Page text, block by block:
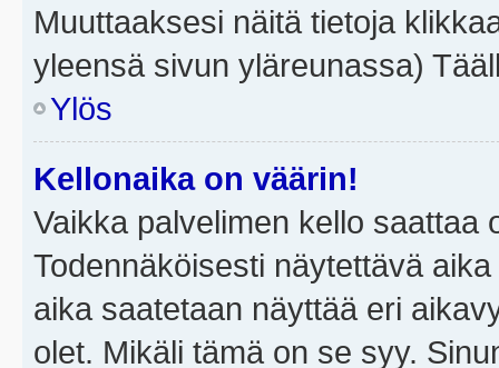
Muuttaaksesi näitä tietoja
yleensä sivun yläreunassa)
Ylös
Kellonaika on väärin!
Vaikka palvelimen kello saattaa
Todennäköisesti näytettävä
aika saatetaan näyttää eri
olet. Mikäli tämä on se syy.